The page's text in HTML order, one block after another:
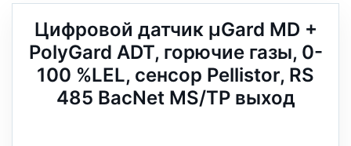
Цифровой датчик µGard MD +
PolyGard ADT, горючие газы, 0-
100 %LEL, сенсор Pellistor, RS
485 BacNet MS/TP выход